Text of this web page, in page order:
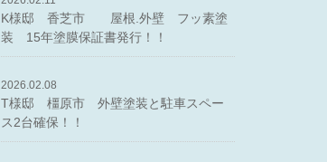
K様邸 香芝市 屋根.外壁 フッ素塗
装 15年塗膜保証書発行！！
2026.02.08
T様邸 橿原市 外壁塗装と駐車スペー
ス2台確保！！